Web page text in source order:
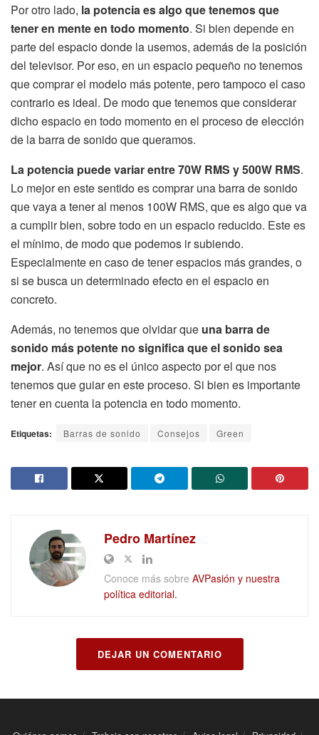
Por otro lado, la potencia es algo que tenemos que
tener en mente en todo momento. Si bien depende en
parte del espacio donde la usemos, además de la posición
del televisor. Por eso, en un espacio pequeño no tenemos
que comprar el modelo más potente, pero tampoco el caso
contrario es ideal. De modo que tenemos que considerar
dicho espacio en todo momento en el proceso de elección
de la barra de sonido que queramos.
La potencia puede variar entre 70W RMS y 500W RMS.
Lo mejor en este sentido es comprar una barra de sonido
que vaya a tener al menos 100W RMS, que es algo que va
a cumplir bien, sobre todo en un espacio reducido. Este es
el mínimo, de modo que podemos ir subiendo.
Especialmente en caso de tener espacios más grandes, o
si se busca un determinado efecto en el espacio en
concreto.
Además, no tenemos que olvidar que una barra de
sonido más potente no significa que el sonido sea
mejor. Así que no es el único aspecto por el que nos
tenemos que guiar en este proceso. Si bien es importante
tener en cuenta la potencia en todo momento.
Etiquetas: Barras de sonido Consejos Green
Pedro Martínez
Conoce más sobre AVPasión y nuestra
política editorial.
DEJAR UN COMENTARIO